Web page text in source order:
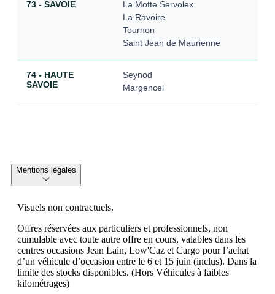
73 - SAVOIE
La Motte Servolex
La Ravoire
Tournon
Saint Jean de Maurienne
74 - HAUTE
SAVOIE
Seynod
Margencel
Mentions légales
Visuels non contractuels.
Offres réservées aux particuliers et professionnels, non
cumulable avec toute autre offre en cours, valables dans les
centres occasions Jean Lain, Low'Caz et Cargo pour l’achat
d’un véhicule d’occasion entre le 6 et 15 juin (inclus). Dans la
limite des stocks disponibles. (Hors Véhicules à faibles
kilométrages)